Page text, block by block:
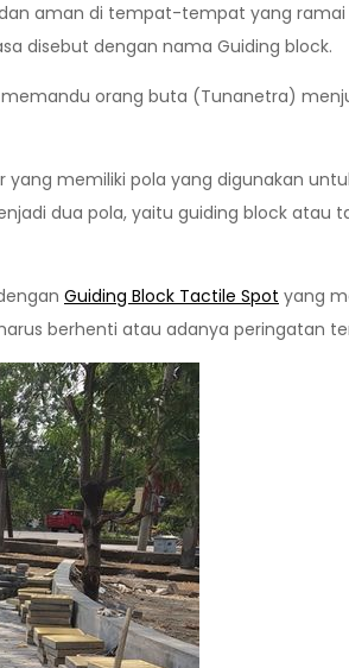
aman di tempat-tempat yang
disebut dengan nama Guiding block.
orang buta (Tunanetra)
memiliki pola yang digunakan
dua pola, yaitu guiding block atau
Guiding Block Tactile Spot yang
berhenti atau adanya peringatan